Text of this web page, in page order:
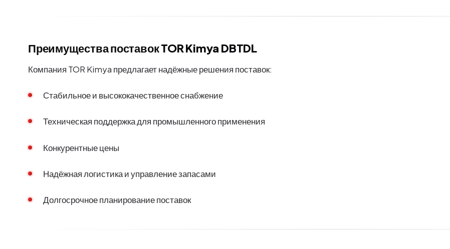
Преимущества поставок TOR Kimya DBTDL
Компания TOR Kimya предлагает надёжные решения поставок:
Стабильное и высококачественное снабжение
Техническая поддержка для промышленного применения
Конкурентные цены
Надёжная логистика и управление запасами
Долгосрочное планирование поставок